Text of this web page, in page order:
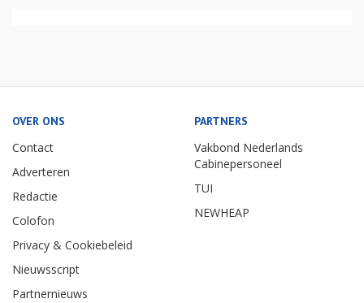
OVER ONS
Contact
Adverteren
Redactie
Colofon
Privacy & Cookiebeleid
Nieuwsscript
Partnernieuws
PARTNERS
Vakbond Nederlands
Cabinepersoneel
TUI
NEWHEAP